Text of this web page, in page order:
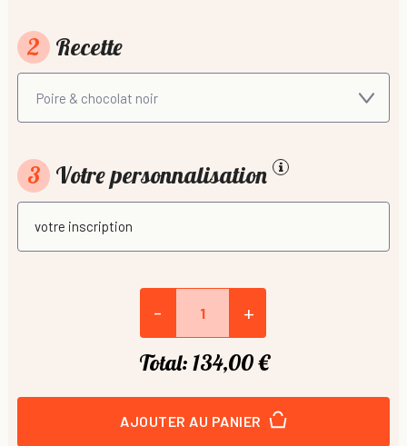
2 Recette
3 Votre personnalisation
- +
Total: 134,00 €
AJOUTER AU PANIER